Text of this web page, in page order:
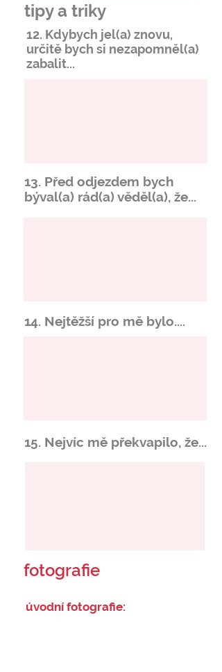
tipy a triky
12. Kdybych jel(a) znovu,
určitě bych si nezapomněl(a)
zabalit...
13. Před odjezdem bych
býval(a) rád(a) věděl(a), že...
14. Nejtěžší pro mě bylo....
15. Nejvíc mě překvapilo, že...
fotografie
úvodní fotografie: